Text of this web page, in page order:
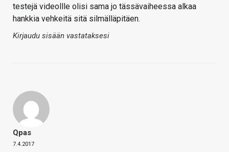
testejä videollle olisi sama jo tässävaiheessa alkaa
hankkia vehkeitä sitä silmälläpitäen.
Kirjaudu sisään vastataksesi
Qpas
7.4.2017